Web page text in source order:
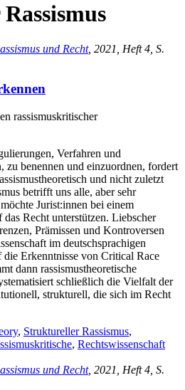
und Recht, 2021, Heft 4, S.
rassismuskritischer
Verfahren und
zu benennen und einzuordnen, fordert
und nicht zuletzt
betrifft uns alle, aber sehr
Jurist:innen bei einem
Recht unterstützen. Liebscher
Prämissen und Kontroversen
im deutschsprachigen
Erkenntnisse von Critical Race
dann rassismustheoretische
schließlich die Vielfalt der
strukturell, die sich im Recht
, Struktureller Rassismus,
, Rechtswissenschaft
und Recht, 2021, Heft 4, S.